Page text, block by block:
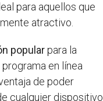
para aquellos que
atractivo.
popularpara la
en línea
de poder
cualquier dispositivo